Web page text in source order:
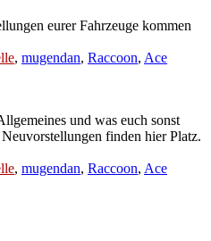
eurer Fahrzeuge kommen
, mugendan, Raccoon, Ace
und was euch sonst
finden hier Platz.
, mugendan, Raccoon, Ace